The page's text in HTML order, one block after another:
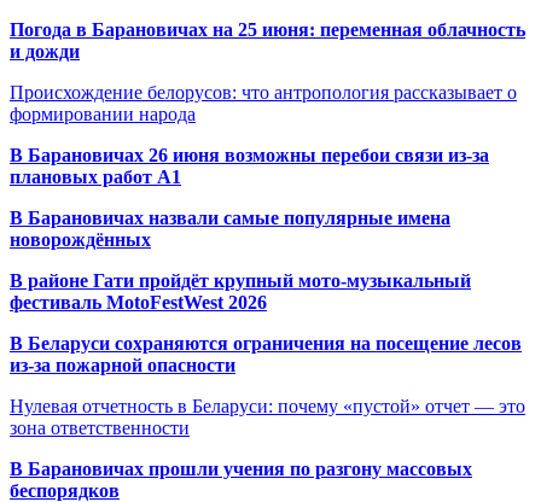
Погода в Барановичах на 25 июня: переменная облачность
и дожди
Происхождение белорусов: что антропология рассказывает о
формировании народа
В Барановичах 26 июня возможны перебои связи из-за
плановых работ A1
В Барановичах назвали самые популярные имена
новорождённых
В районе Гати пройдёт крупный мото-музыкальный
фестиваль MotoFestWest 2026
В Беларуси сохраняются ограничения на посещение лесов
из-за пожарной опасности
Нулевая отчетность в Беларуси: почему «пустой» отчет — это
зона ответственности
В Барановичах прошли учения по разгону массовых
беспорядков